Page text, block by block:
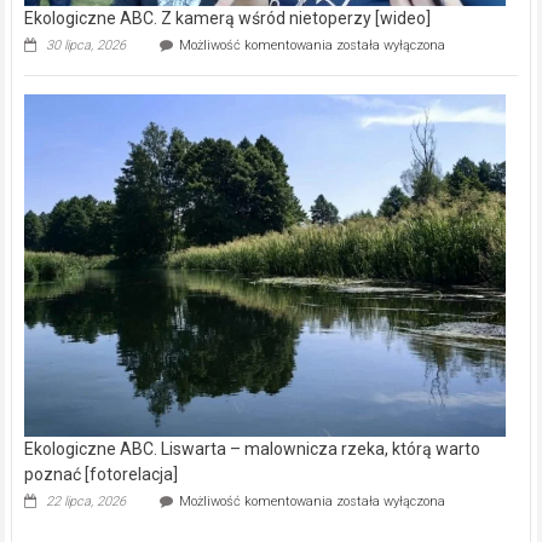
Ekologiczne ABC. Z kamerą wśród nietoperzy [wideo]
30 lipca, 2026 Możliwość komentowania Ekologiczne
kamerą
wśród
została wyłączona
Ekologiczne ABC. Liswarta – malownicza rzeka, którą warto
poznać [fotorelacja]
22 lipca, 2026 Możliwość komentowania Ekologiczne
została wyłączona